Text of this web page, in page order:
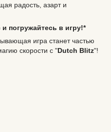
радость, азарт и
погружайтесь в игру!*
игра станет частью
скорости с "Dutch Blitz"!